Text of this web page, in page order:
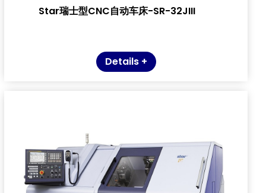
Star瑞士型CNC自动车床-SR-32JIII
Details +